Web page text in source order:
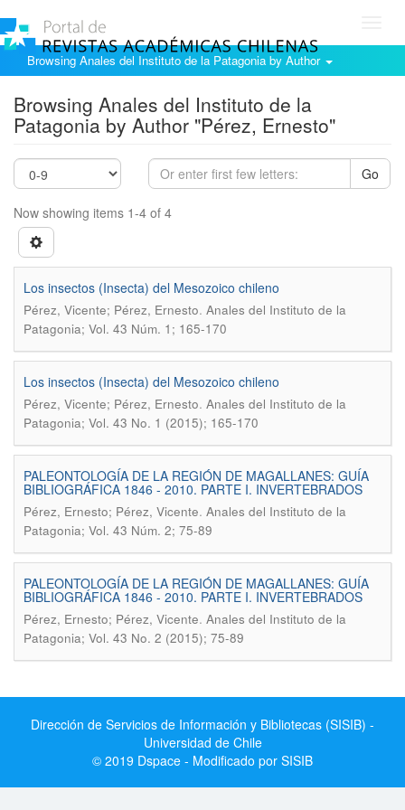
Browsing Anales del Instituto de la Patagonia by Author
Browsing Anales del Instituto de la
Patagonia by Author "Pérez, Ernesto"
Go
Now showing items 1-4 of 4
Los insectos (Insecta) del Mesozoico chileno
Pérez, Vicente; Pérez, Ernesto. Anales del Instituto de la
Patagonia; Vol. 43 Núm. 1; 165-170
Los insectos (Insecta) del Mesozoico chileno
Pérez, Vicente; Pérez, Ernesto. Anales del Instituto de la
Patagonia; Vol. 43 No. 1 (2015); 165-170
PALEONTOLOGÍA DE LA REGIÓN DE MAGALLANES: GUÍA
BIBLIOGRÁFICA 1846 - 2010. PARTE I. INVERTEBRADOS
Pérez, Ernesto; Pérez, Vicente. Anales del Instituto de la
Patagonia; Vol. 43 Núm. 2; 75-89
PALEONTOLOGÍA DE LA REGIÓN DE MAGALLANES: GUÍA
BIBLIOGRÁFICA 1846 - 2010. PARTE I. INVERTEBRADOS
Pérez, Ernesto; Pérez, Vicente. Anales del Instituto de la
Patagonia; Vol. 43 No. 2 (2015); 75-89
Dirección de Servicios de Información y Bibliotecas (SISIB) -
Universidad de Chile
© 2019 Dspace - Modificado por SISIB